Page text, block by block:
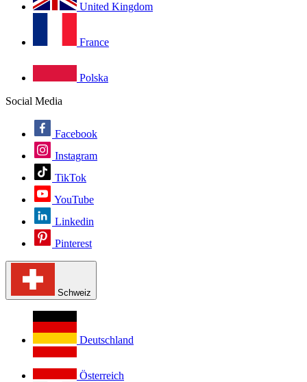
United Kingdom
France
Polska
Social Media
Facebook
Instagram
TikTok
YouTube
Linkedin
Pinterest
Schweiz
Deutschland
Österreich